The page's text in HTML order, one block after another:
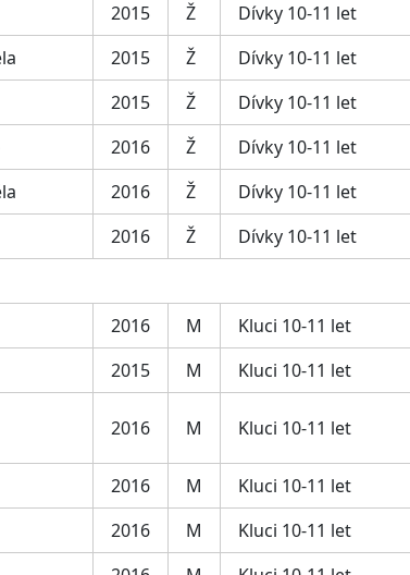
2015 Ž Dívky 10-11 let
2015 Ž Dívky 10-11 let
2015 Ž Dívky 10-11 let
2016 Ž Dívky 10-11 let
2016 Ž Dívky 10-11 let
2016 Ž Dívky 10-11 let
2016 M Kluci 10-11 let
2015 M Kluci 10-11 let
2016 M Kluci 10-11 let
2016 M Kluci 10-11 let
2016 M Kluci 10-11 let